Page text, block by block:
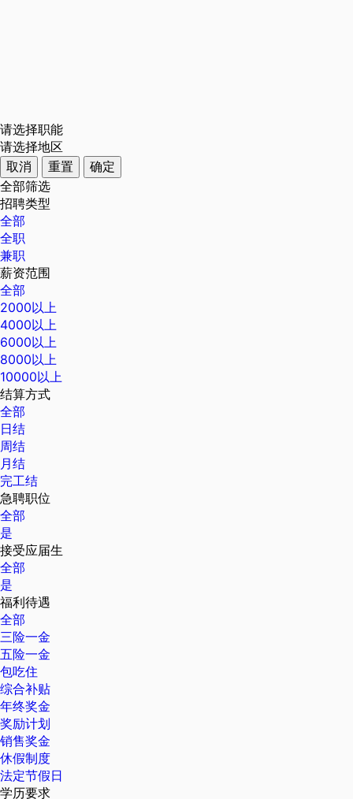
请选择职能
请选择地区
取消
重置
确定
全部筛选
招聘类型
全部
全职
兼职
薪资范围
全部
2000以上
4000以上
6000以上
8000以上
10000以上
结算方式
全部
日结
周结
月结
完工结
急聘职位
全部
是
接受应届生
全部
是
福利待遇
全部
三险一金
五险一金
包吃住
综合补贴
年终奖金
奖励计划
销售奖金
休假制度
法定节假日
学历要求